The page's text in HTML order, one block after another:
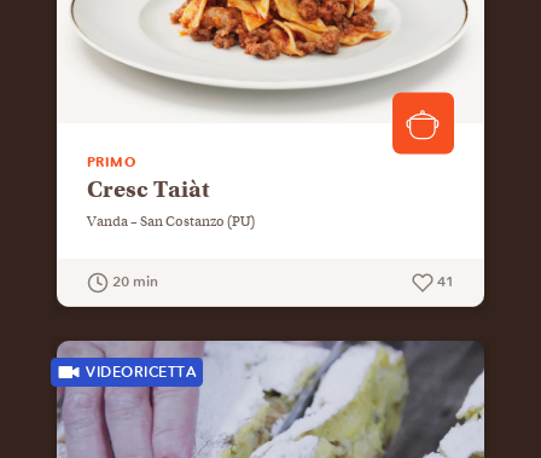
PRIMO
Cresc Taiàt
Vanda – San Costanzo (PU)
20 min 41
VIDEORICETTA